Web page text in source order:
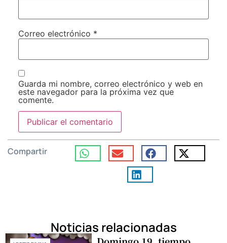
Correo electrónico *
Guarda mi nombre, correo electrónico y web en
este navegador para la próxima vez que
comente.
Compartir
Noticias relacionadas